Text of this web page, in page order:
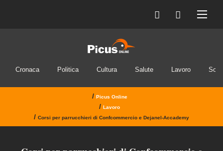
Cronaca Politica Cultura Salute Lavoro
/ Picus Online
/ Lavoro
/ Corsi per parrucchieri di Confcommercio e Dejanel-Accademy